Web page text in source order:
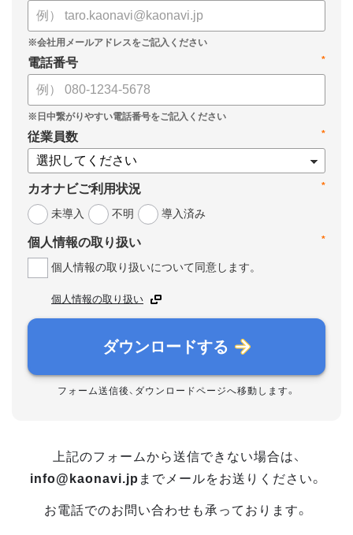
*
電話番号
*
従業員数
*
カオナビご利用状況
未導入
不明 導入済み
*
個人情報の取り扱い
個人情報の取り扱いについて同意します。
個人情報の取り扱い
ダウンロードする
フォーム送信後、ダウンロードページへ移動します。
上記のフォームから送信できない場合は、
info@kaonavi.jp までメールをお送りください。
お電話でのお問い合わせも承っております。